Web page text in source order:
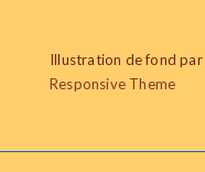
de
page
Illustration de fond par
Responsive Theme